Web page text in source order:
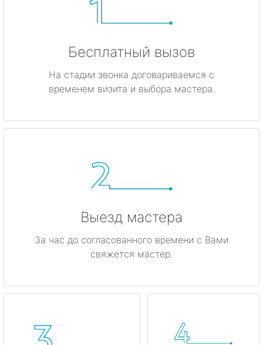
Бесплатный вызов
На стадии звонка договариваемся с
временем визита и выбора мастера.
Выезд мастера
За час до согласованного времени с Вами
свяжется мастер.